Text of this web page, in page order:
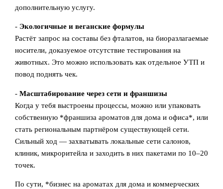
дополнительную услугу.
- Экологичные и веганские формулы
Растёт запрос на составы без фталатов, на биоразлагаемые
носители, доказуемое отсутствие тестирования на
животных. Это можно использовать как отдельное УТП и
повод поднять чек.
-Масштабирование через сети и франшизы
Когда у тебя выстроены процессы, можно или упаковать
собственную *франшиза ароматов для дома и офиса*, или
стать региональным партнёром существующей сети.
Сильный ход — захватывать локальные сети салонов,
клиник, микроритейла и заходить в них пакетами по 10–20
точек.
По сути, *бизнес на ароматах для дома и коммерческих